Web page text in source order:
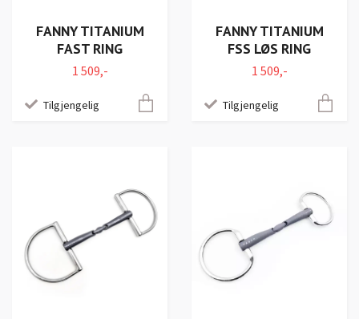
FANNY TITANIUM
FAST RING
1 509,-
Tilgjengelig
FANNY TITANIUM
FSS LØS RING
1 509,-
Tilgjengelig